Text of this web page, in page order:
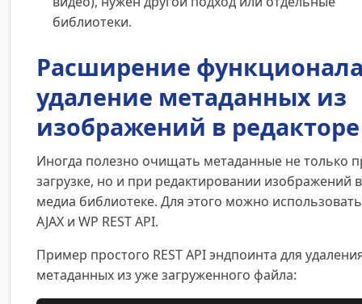
библиотеки.
Расширение
удаление метаданных из
изображений в редакторе
Иногда полезно очищать метаданные не только
загрузке, но и при редактировании изображений в
медиа библиотеке. Для этого можно использовать
AJAX и WP REST API.
Пример простого REST API эндпоинта для
метаданных из уже загруженного файла: